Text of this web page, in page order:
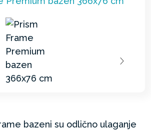
bazeni su odlično ulaganje